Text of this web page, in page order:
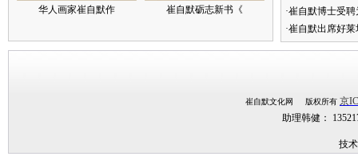
华人画家崔自默作 崔自默砺志新书《
·崔自默博士受
·崔自默出席好
崔自默文化网 版权所有 京
助理韩健：
技